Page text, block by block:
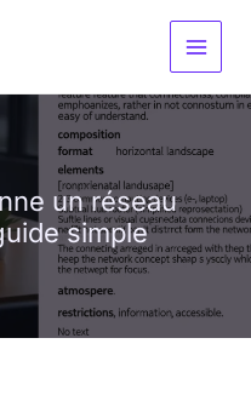
un réseau
simple